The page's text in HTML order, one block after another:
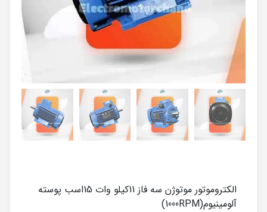
الکتروموتور موتوژن سه فاز 11کیلو وات 15اسب پوسته
آلومینیوم(1000RPM)